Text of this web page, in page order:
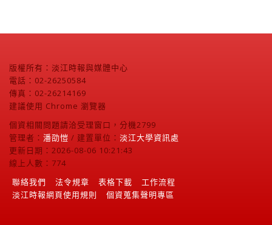
版權所有：淡江時報與媒體中心
電話：02-26250584
傳真：02-26214169
建議使用 Chrome 瀏覽器
個資相關問題請洽受理窗口，分機2799
管理者： 潘劭愷 / 建置單位： 淡江大學資訊處
更新日期：2026-08-06 10:21:43
線上人數：774
聯絡我們
法令規章 表格下載
工作流程
淡江時報網頁使用規則
個資蒐集聲明專區